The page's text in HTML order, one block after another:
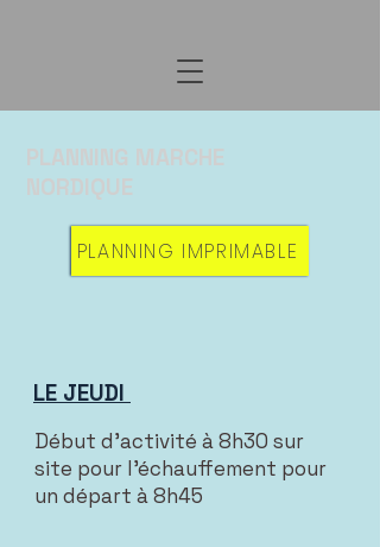
PLANNING IMPRIMABLE
Début d'activité à 8h30 sur
site pour l'échauffement pour
un départ à 8h45
LE JEUDI